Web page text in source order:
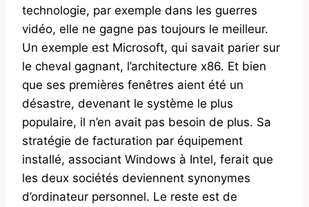
technologie, par exemple dans les guerres
vidéo, elle ne gagne pas toujours le meilleur.
Un exemple est Microsoft, qui savait parier sur
le cheval gagnant, l’architecture x86. Et bien
que ses premières fenêtres aient été un
désastre, devenant le système le plus
populaire, il n’en avait pas besoin de plus. Sa
stratégie de facturation par équipement
installé, associant Windows à Intel, ferait que
les deux sociétés deviennent synonymes
d’ordinateur personnel. Le reste est de